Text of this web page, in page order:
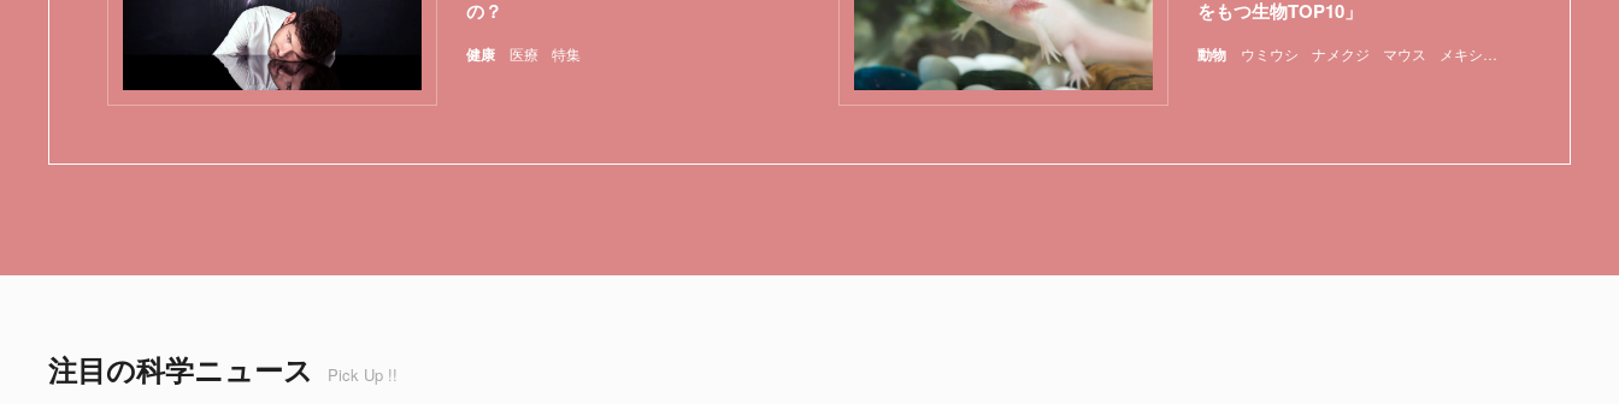
健康 医療 特集
の？
動物 ウミウシ ナメクジ マウス メキシコ
をもつ生物TOP10」
注目の科学ニュース Pick Up !!